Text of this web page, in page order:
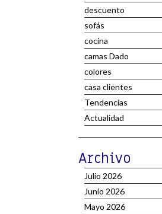
descuento
sofás
cocina
camas Dado
colores
casa clientes
Tendencias
Actualidad
Archivo
Julio 2026
Junio 2026
Mayo 2026